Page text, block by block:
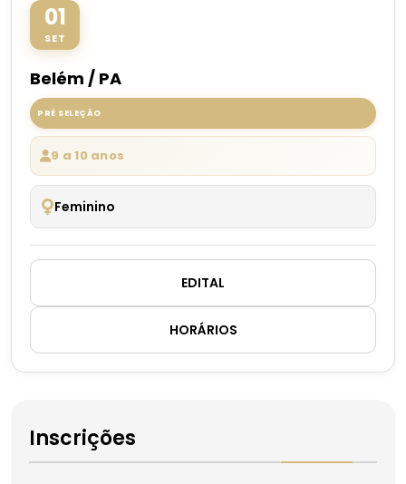
01
SET
Belém / PA
PRÉ SELEÇÃO
9 a 10 anos
Feminino
EDITAL
HORÁRIOS
Inscrições